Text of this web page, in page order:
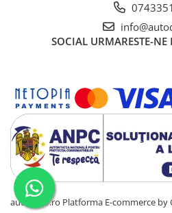
CADOURI PERSONALIZATE
BRELOCURI PERSONALIZATE
PRINTARE POZE
CANI PERSONALIZATE
PRODUSE PENTRU EVENIMENTE
SISTEME DE AFISARE
SOCIAL URMARESTE-
autodeco.ro Platforma E-commerce by